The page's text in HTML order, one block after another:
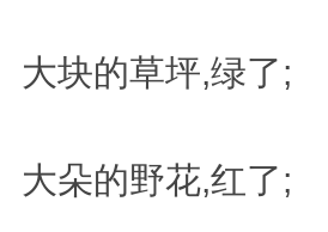
大块的草坪,绿了;
大朵的野花,红了;